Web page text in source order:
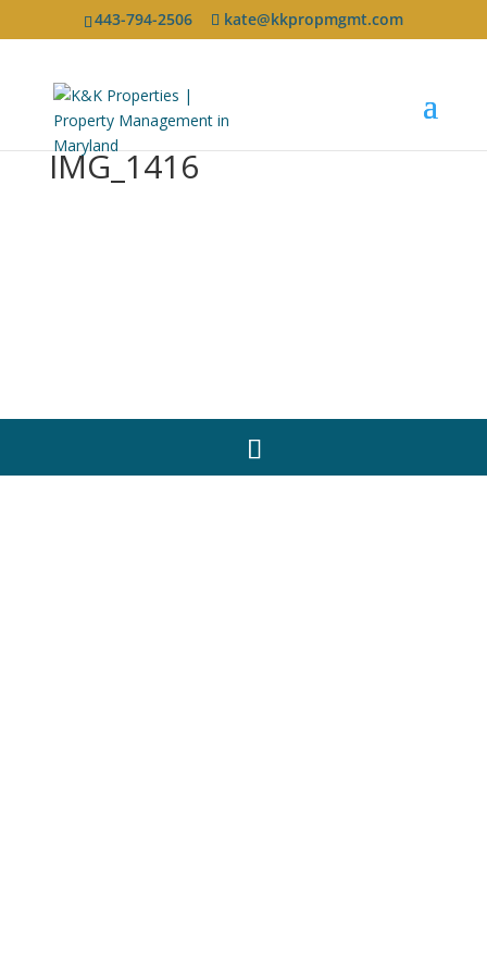
443-794-2506 kate@kkpropmgmt.com
IMG_1416